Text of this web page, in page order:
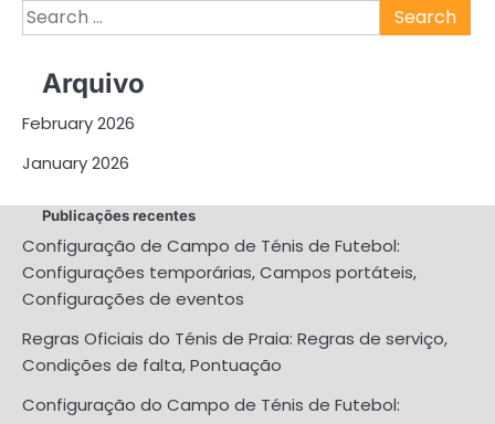
Search
for:
Arquivo
February 2026
January 2026
Publicações recentes
Configuração de Campo de Ténis de Futebol:
Configurações temporárias, Campos portáteis,
Configurações de eventos
Regras Oficiais do Ténis de Praia: Regras de serviço,
Condições de falta, Pontuação
Configuração do Campo de Ténis de Futebol: